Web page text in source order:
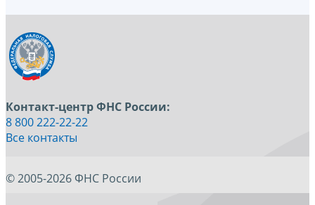
Контакт-центр ФНС России:
8 800 222-22-22
Все контакты
© 2005-2026 ФНС России